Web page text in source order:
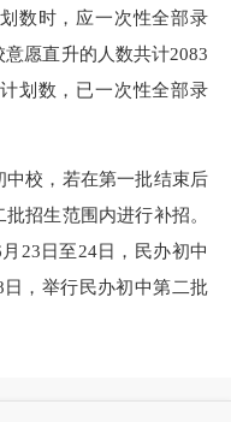
数时，应一次性全部录
愿直升的人数共计2083
划数，已一次性全部录
校，若在第一批结束后
招生范围内进行补招。
23日至24日，民办初中
，举行民办初中第二批